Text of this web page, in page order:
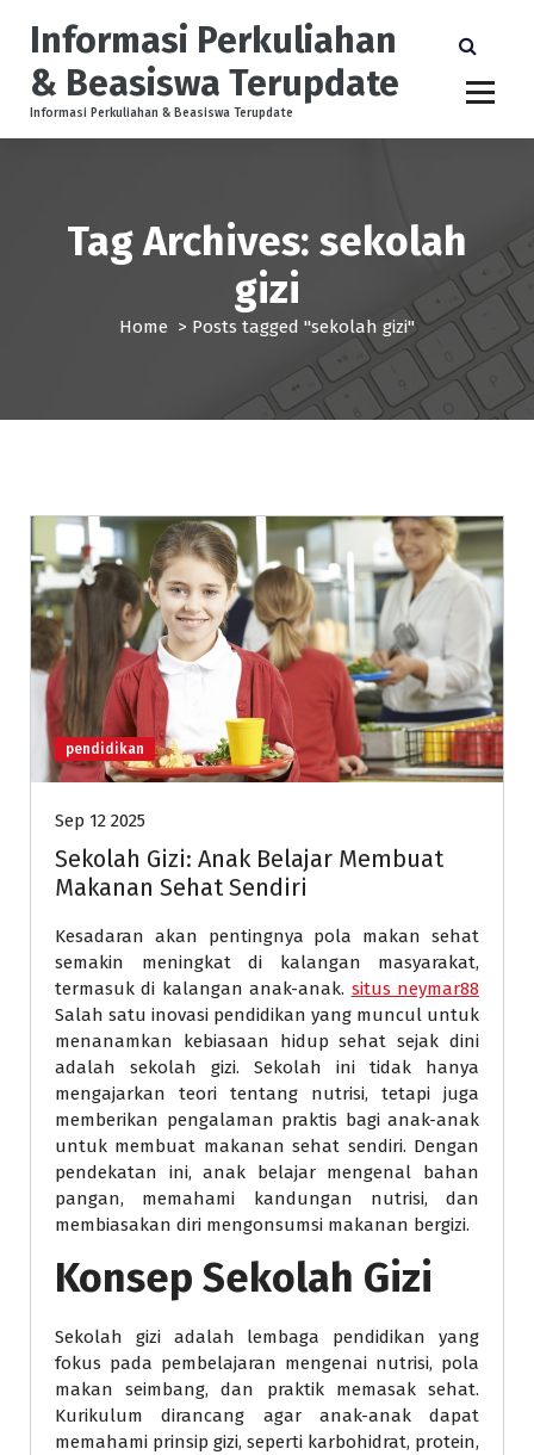
o
Informasi Perkuliahan
& Beasiswa Terupdate
Informasi Perkuliahan & Beasiswa Terupdate
Tag Archives: sekolah
gizi
Home > Posts tagged "sekolah gizi"
pendidikan
Sep 12 2025
Sekolah Gizi: Anak Belajar Membuat
Makanan Sehat Sendiri
Kesadaran akan pentingnya pola makan sehat
semakin meningkat di kalangan masyarakat,
termasuk di kalangan anak-anak. situs neymar88
Salah satu inovasi pendidikan yang muncul untuk
menanamkan kebiasaan hidup sehat sejak dini
adalah sekolah gizi. Sekolah ini tidak hanya
mengajarkan teori tentang nutrisi, tetapi juga
memberikan pengalaman praktis bagi anak-anak
untuk membuat makanan sehat sendiri. Dengan
pendekatan ini, anak belajar mengenal bahan
pangan, memahami kandungan nutrisi, dan
membiasakan diri mengonsumsi makanan bergizi.
Konsep Sekolah Gizi
Sekolah gizi adalah lembaga pendidikan yang
fokus pada pembelajaran mengenai nutrisi, pola
makan seimbang, dan praktik memasak sehat.
Kurikulum dirancang agar anak-anak dapat
memahami prinsip gizi, seperti karbohidrat, protein,